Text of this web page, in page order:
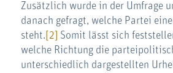
Zusätzlich wurde in der Umfrage
danach gefragt, welche Partei
steht. [2]
Somit lässt sich
welche Richtung die
unterschiedlich dargestellten